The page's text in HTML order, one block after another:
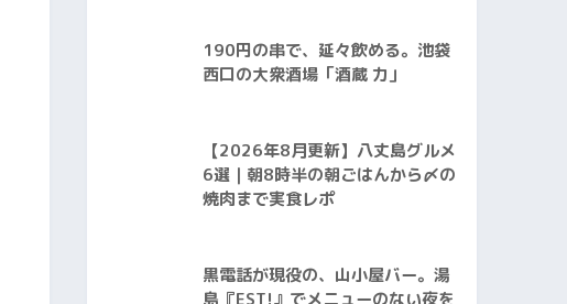
190円の串で、延々飲める。池袋
西口の大衆酒場「酒蔵 力」
【2026年8月更新】八丈島グルメ
6選｜朝8時半の朝ごはんから〆の
焼肉まで実食レポ
黒電話が現役の、山小屋バー。湯